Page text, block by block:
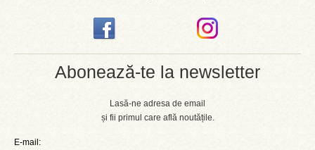
Abonează-te la newsletter
Lasă-ne adresa de email
și fii primul care află noutățile.
E-mail: